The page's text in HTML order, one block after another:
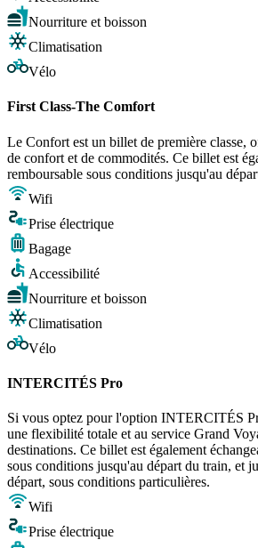
Nourriture et boisson
Climatisation
Vélo
First Class-The Comfort
Le Confort est un billet de première classe,
de confort et de commodités. Ce billet est
remboursable sous conditions jusqu'au
Wifi
Prise électrique
Bagage
Accessibilité
Nourriture et boisson
Climatisation
Vélo
INTERCITÉS Pro
Si vous optez pour l'option INTERCITÉS
une flexibilité totale et au service Grand
destinations. Ce billet est également
sous conditions jusqu'au départ du train, et
départ, sous conditions particulières.
Wifi
Prise électrique